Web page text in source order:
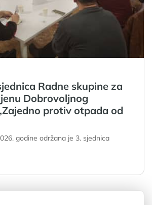
Radne skupine za
Dobrovoljnog
protiv otpada od
godine održana je 3. sjednica